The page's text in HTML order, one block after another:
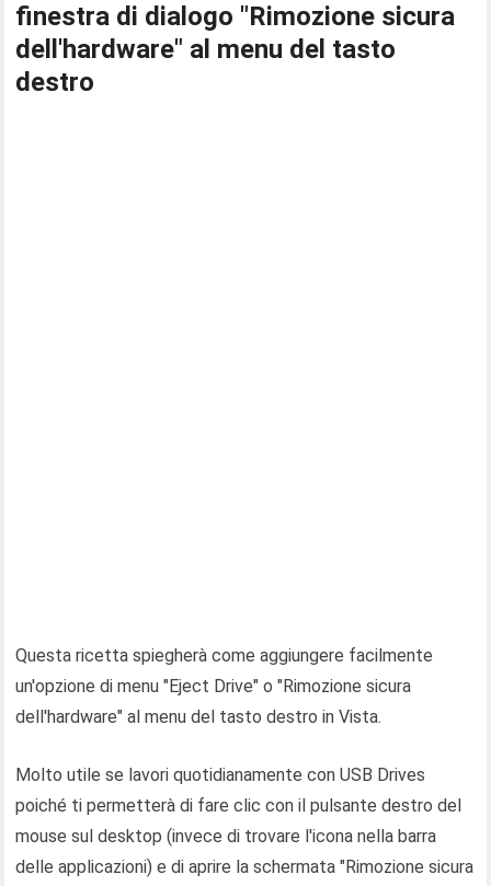
finestra di dialogo "Rimozione sicura
dell'hardware" al menu del tasto
destro
Questa ricetta spiegherà come aggiungere facilmente
un'opzione di menu "Eject Drive" o "Rimozione sicura
dell'hardware" al menu del tasto destro in Vista.
Molto utile se lavori quotidianamente con USB Drives
poiché ti permetterà di fare clic con il pulsante destro del
mouse sul desktop (invece di trovare l'icona nella barra
delle applicazioni) e di aprire la schermata "Rimozione sicura